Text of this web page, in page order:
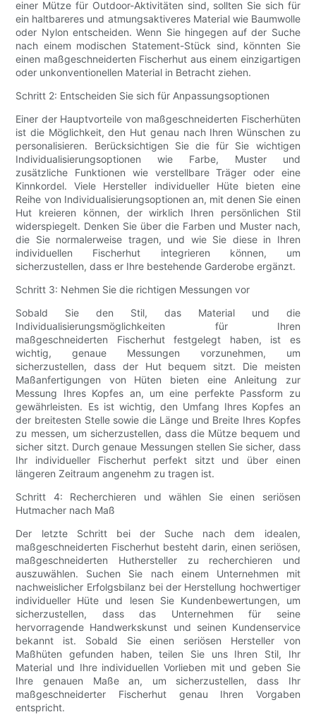
einer Mütze für Outdoor-Aktivitäten sind, sollten Sie sich für
ein haltbareres und atmungsaktiveres Material wie Baumwolle
oder Nylon entscheiden. Wenn Sie hingegen auf der Suche
nach einem modischen Statement-Stück sind, könnten Sie
einen maßgeschneiderten Fischerhut aus einem einzigartigen
oder unkonventionellen Material in Betracht ziehen.
Schritt 2: Entscheiden Sie sich für Anpassungsoptionen
Einer der Hauptvorteile von maßgeschneiderten Fischerhüten
ist die Möglichkeit, den Hut genau nach Ihren Wünschen zu
personalisieren. Berücksichtigen Sie die für Sie wichtigen
Individualisierungsoptionen wie Farbe, Muster und
zusätzliche Funktionen wie verstellbare Träger oder eine
Kinnkordel. Viele Hersteller individueller Hüte bieten eine
Reihe von Individualisierungsoptionen an, mit denen Sie einen
Hut kreieren können, der wirklich Ihren persönlichen Stil
widerspiegelt. Denken Sie über die Farben und Muster nach,
die Sie normalerweise tragen, und wie Sie diese in Ihren
individuellen Fischerhut integrieren können, um
sicherzustellen, dass er Ihre bestehende Garderobe ergänzt.
Schritt 3: Nehmen Sie die richtigen Messungen vor
Sobald Sie den Stil, das Material und die
Individualisierungsmöglichkeiten für Ihren
maßgeschneiderten Fischerhut festgelegt haben, ist es
wichtig, genaue Messungen vorzunehmen, um
sicherzustellen, dass der Hut bequem sitzt. Die meisten
Maßanfertigungen von Hüten bieten eine Anleitung zur
Messung Ihres Kopfes an, um eine perfekte Passform zu
gewährleisten. Es ist wichtig, den Umfang Ihres Kopfes an
der breitesten Stelle sowie die Länge und Breite Ihres Kopfes
zu messen, um sicherzustellen, dass die Mütze bequem und
sicher sitzt. Durch genaue Messungen stellen Sie sicher, dass
Ihr individueller Fischerhut perfekt sitzt und über einen
längeren Zeitraum angenehm zu tragen ist.
Schritt 4: Recherchieren und wählen Sie einen seriösen
Hutmacher nach Maß
Der letzte Schritt bei der Suche nach dem idealen,
maßgeschneiderten Fischerhut besteht darin, einen seriösen,
maßgeschneiderten Huthersteller zu recherchieren und
auszuwählen. Suchen Sie nach einem Unternehmen mit
nachweislicher Erfolgsbilanz bei der Herstellung hochwertiger
individueller Hüte und lesen Sie Kundenbewertungen, um
sicherzustellen, dass das Unternehmen für seine
hervorragende Handwerkskunst und seinen Kundenservice
bekannt ist. Sobald Sie einen seriösen Hersteller von
Maßhüten gefunden haben, teilen Sie uns Ihren Stil, Ihr
Material und Ihre individuellen Vorlieben mit und geben Sie
Ihre genauen Maße an, um sicherzustellen, dass Ihr
maßgeschneiderter Fischerhut genau Ihren Vorgaben
entspricht.